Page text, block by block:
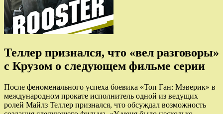
Теллер признался, что «вел разговоры»
с Крузом о следующем фильме серии
После феноменального успеха боевика «Топ Ган: Мэверик» в
международном прокате исполнитель одной из ведущих
ролей Майлз Теллер признался, что обсуждал возможность